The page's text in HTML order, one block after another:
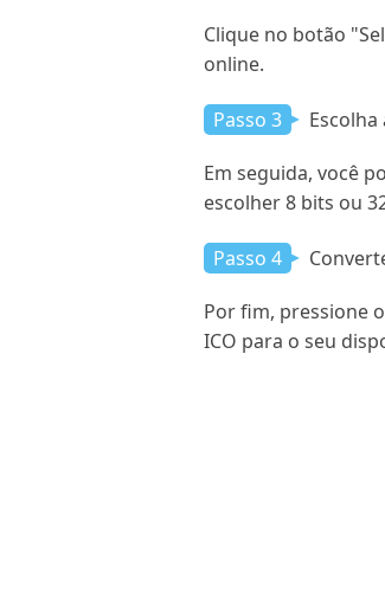
Clique no botão
online.
Passo 3
Em seguida, você
escolher 8 bits ou
Passo 4
Por fim, pressione
ICO para o seu